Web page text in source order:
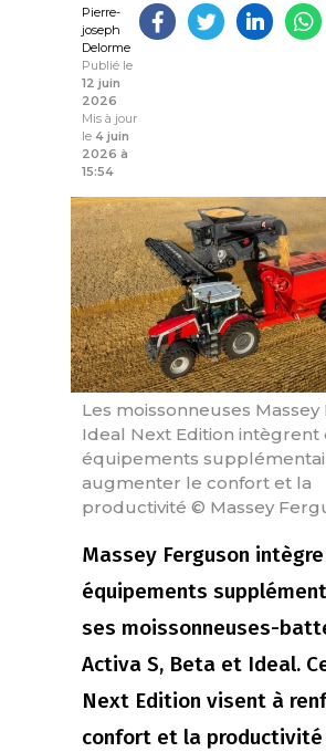
Pierre-
joseph
Delorme
Publié le
12 juin
2026
Mis à jour
le 4 juin
2026 à
15:54
Les moissonneuses
Ideal Next Edition intègrent
équipements
augmenter le confort et la
productivité © Massey
Massey Ferguson
équipements
ses moissonneuses-
Activa S, Beta et Ideal.
Next Edition visent à
confort et la productivité